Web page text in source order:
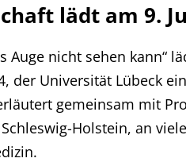
lädt am 9.
Auge nicht sehen kann“
der Universität Lübeck
gemeinsam mit
Holstein, an